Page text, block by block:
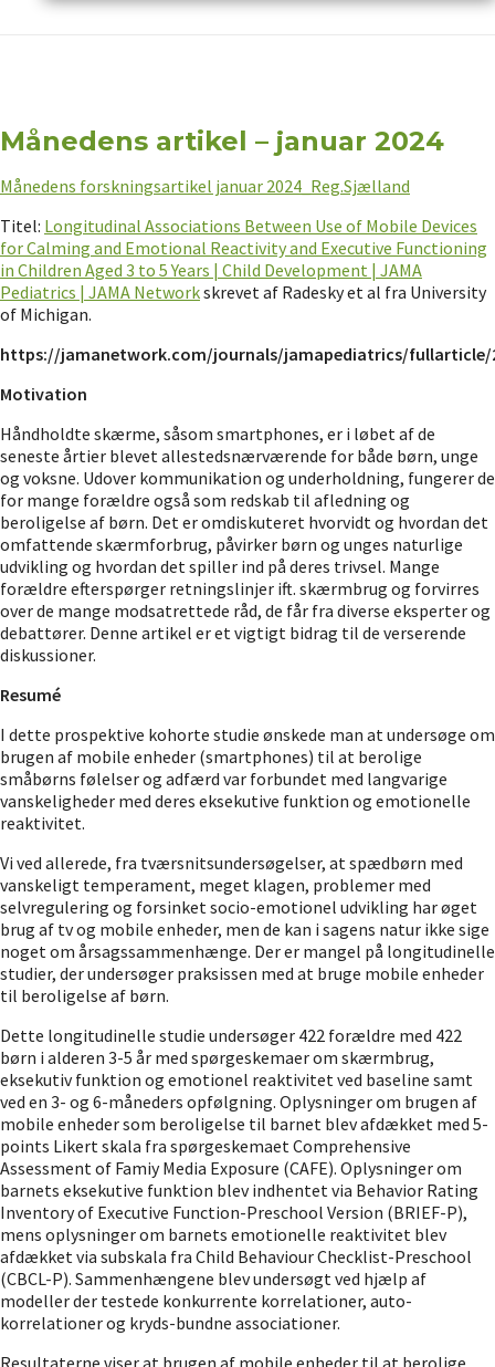
Månedens artikel – januar 2024
Månedens forskningsartikel januar 2024_Reg.Sjælland
Titel: Longitudinal Associations Between Use of Mobile Devices
for Calming and Emotional Reactivity and Executive Functioning
in Children Aged 3 to 5 Years | Child Development | JAMA
Pediatrics | JAMA Networkskrevet af Radesky et al fra University
of Michigan.
https://jamanetwork.com/journals/jamapediatrics/fullarticle/
Motivation
Håndholdte skærme, såsom smartphones, er i løbet af de
seneste årtier blevet allestedsnærværende for både børn, unge
og voksne. Udover kommunikation og underholdning, fungerer de
for mange forældre også som redskab til afledning og
beroligelse af børn. Det er omdiskuteret hvorvidt og hvordan det
omfattende skærmforbrug, påvirker børn og unges naturlige
udvikling og hvordan det spiller ind på deres trivsel. Mange
forældre efterspørger retningslinjer ift. skærmbrug og forvirres
over de mange modsatrettede råd, de får fra diverse eksperter og
debattører. Denne artikel er et vigtigt bidrag til de verserende
diskussioner.
Resumé
I dette prospektive kohorte studie ønskede man at undersøge om
brugen af mobile enheder (smartphones) til at berolige
småbørns følelser og adfærd var forbundet med langvarige
vanskeligheder med deres eksekutive funktion og emotionelle
reaktivitet.
Vi ved allerede, fra tværsnitsundersøgelser, at spædbørn med
vanskeligt temperament, meget klagen, problemer med
selvregulering og forsinket socio-emotionel udvikling har øget
brug af tv og mobile enheder, men de kan i sagens natur ikke sige
noget om årsagssammenhænge. Der er mangel på longitudinelle
studier, der undersøger praksissen med at bruge mobile enheder
til beroligelse af børn.
Dette longitudinelle studie undersøger 422 forældre med 422
børn i alderen 3-5 år med spørgeskemaer om skærmbrug,
eksekutiv funktion og emotionel reaktivitet ved baseline samt
ved en 3- og 6-måneders opfølgning. Oplysninger om brugen af
mobile enheder som beroligelse til barnet blev afdækket med 5-
points Likert skala fra spørgeskemaet Comprehensive
Assessment of Famiy Media Exposure (CAFE). Oplysninger om
barnets eksekutive funktion blev indhentet via Behavior Rating
Inventory of Executive Function-Preschool Version (BRIEF-P),
mens oplysninger om barnets emotionelle reaktivitet blev
afdækket via subskala fra Child Behaviour Checklist-Preschool
(CBCL-P). Sammenhængene blev undersøgt ved hjælp af
modeller der testede konkurrente korrelationer, auto-
korrelationer og kryds-bundne associationer.
Resultaterne viser at brugen af mobile enheder til at berolige